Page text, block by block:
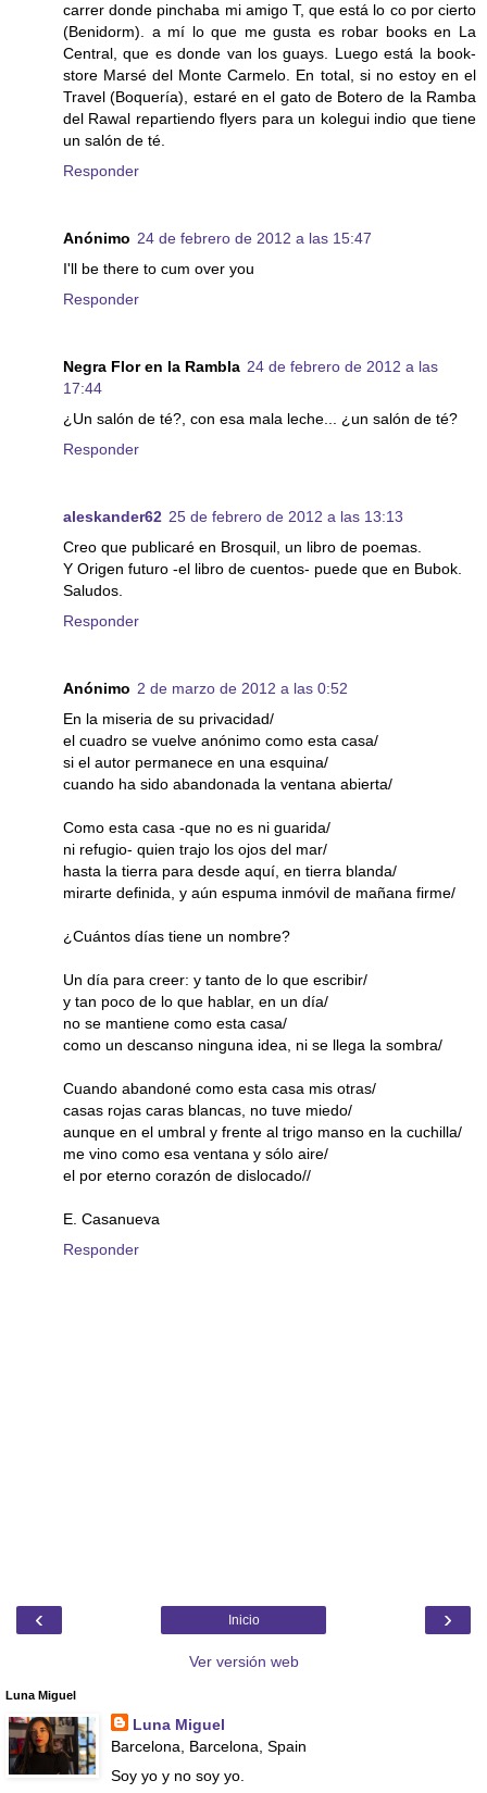
carrer donde pinchaba mi amigo T, que está lo co por cierto
(Benidorm). a mí lo que me gusta es robar books en La
Central, que es donde van los guays. Luego está la book-
store Marsé del Monte Carmelo. En total, si no estoy en el
Travel (Boquería), estaré en el gato de Botero de la Ramba
del Rawal repartiendo flyers para un kolegui indio que tiene
un salón de té.
Responder
Anónimo 24 de febrero de 2012 a las 15:47
I'll be there to cum over you
Responder
Negra Flor en la Rambla 24 de febrero de 2012 a las
17:44
¿Un salón de té?, con esa mala leche... ¿un salón de té?
Responder
aleskander62 25 de febrero de 2012 a las 13:13
Creo que publicaré en Brosquil, un libro de poemas.
Y Origen futuro -el libro de cuentos- puede que en Bubok.
Saludos.
Responder
Anónimo 2 de marzo de 2012 a las 0:52
En la miseria de su privacidad/
el cuadro se vuelve anónimo como esta casa/
si el autor permanece en una esquina/
cuando ha sido abandonada la ventana abierta/
Como esta casa -que no es ni guarida/
ni refugio- quien trajo los ojos del mar/
hasta la tierra para desde aquí, en tierra blanda/
mirarte definida, y aún espuma inmóvil de mañana firme/
¿Cuántos días tiene un nombre?
Un día para creer: y tanto de lo que escribir/
y tan poco de lo que hablar, en un día/
no se mantiene como esta casa/
como un descanso ninguna idea, ni se llega la sombra/
Cuando abandoné como esta casa mis otras/
casas rojas caras blancas, no tuve miedo/
aunque en el umbral y frente al trigo manso en la cuchilla/
me vino como esa ventana y sólo aire/
el por eterno corazón de dislocado//
E. Casanueva
Responder
‹ ›
Inicio
Ver versión web
Luna Miguel
Luna Miguel
Barcelona, Barcelona, Spain
Soy yo y no soy yo.